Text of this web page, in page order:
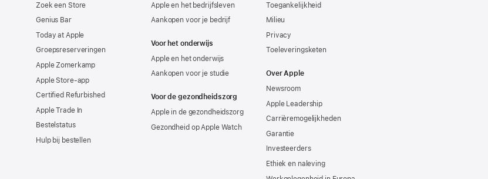
Zoek een Store
Genius Bar
Today at Apple
Groepsreserveringen
Apple Zomerkamp
Apple Store-app
Certified Refurbished
Apple Trade In
Bestelstatus
Hulp bij bestellen
Apple en het bedrijfsleven
Aankopen voor je bedrijf
Voor het onderwijs
Apple en het onderwijs
Aankopen voor je studie
Voor de gezondheidszorg
Apple in de gezondheidszorg
Gezondheid op Apple Watch
Toegankelijkheid
Milieu
Privacy
Toeleveringsketen
Over Apple
Newsroom
Apple Leadership
Carrièremogelijkheden
Garantie
Investeerders
Ethiek en naleving